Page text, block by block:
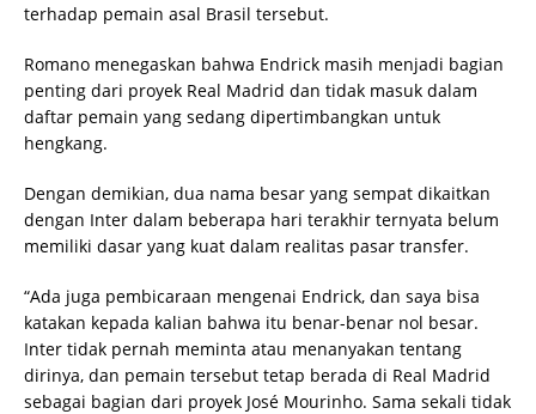
terhadap pemain asal Brasil tersebut.
Romano menegaskan bahwa Endrick masih menjadi bagian
penting dari proyek Real Madrid dan tidak masuk dalam
daftar pemain yang sedang dipertimbangkan untuk
hengkang.
Dengan demikian, dua nama besar yang sempat dikaitkan
dengan Inter dalam beberapa hari terakhir ternyata belum
memiliki dasar yang kuat dalam realitas pasar transfer.
“Ada juga pembicaraan mengenai Endrick, dan saya bisa
katakan kepada kalian bahwa itu benar-benar nol besar.
Inter tidak pernah meminta atau menanyakan tentang
dirinya, dan pemain tersebut tetap berada di Real Madrid
sebagai bagian dari proyek José Mourinho. Sama sekali tidak